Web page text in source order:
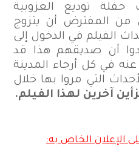
حفلة توديع العزوبية
من المفترض أن يتزوج
الفيلم في الدخول إلى
أن صديقهم هذا قد
في كل أرجاء المدينة
التي مروا بها خلال
آخرين لهذا الفيلم.
الإعلان الخاص به: